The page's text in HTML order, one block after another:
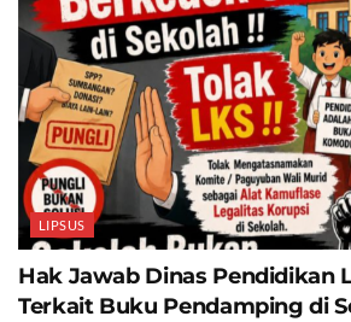
LIPSUS
Hak Jawab Dinas Pendidikan
Terkait Buku Pendamping di